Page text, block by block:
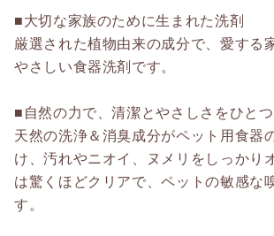
■大切な家族のために生まれた洗剤
厳選された植物由来の成分で、愛する
やさしい食器洗剤です。
■自然の力で、清潔とやさしさをひと
天然の洗浄＆消臭成分がペット用食器
け、汚れやニオイ、ヌメリをしっかり
は驚くほどクリアで、ペットの敏感な
す。